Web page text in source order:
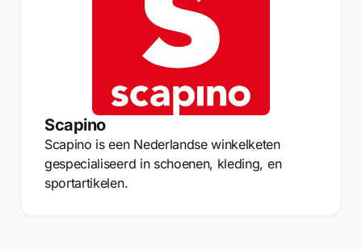
Scapino
Scapino is een Nederlandse winkelketen
gespecialiseerd in schoenen, kleding, en
sportartikelen.